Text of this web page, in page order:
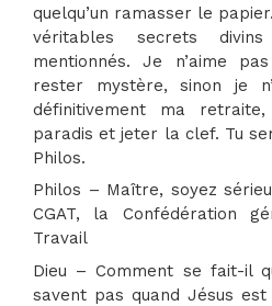
quelqu’un ramasser le
véritables secrets
mentionnés. Je n’aime
rester mystère, sinon je
définitivement ma
paradis et jeter la clef. Tu
Philos.
Philos – Maître, soyez
CGAT, la Confédération
Travail
Dieu – Comment se fait-il
savent pas quand Jésus